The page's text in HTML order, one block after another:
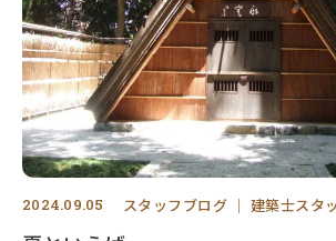
2024.09.05 スタッフブログ ｜ 建築士スタ